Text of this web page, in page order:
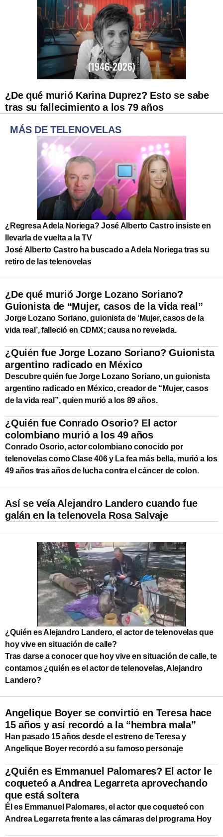
¿De qué murió Karina Duprez? Esto se sabe
tras su fallecimiento a los 79 años
MÁS DE TELENOVELAS
¿Regresa Adela Noriega? José Alberto Castro insiste en
llevarla de vuelta a la TV
José Alberto Castro ha buscado a Adela Noriega tras su
retiro de las telenovelas
¿De qué murió Jorge Lozano Soriano?
Guionista de “Mujer, casos de la vida real”
Jorge Lozano Soriano, guionista de ‘Mujer, casos de la
vida real’, falleció en CDMX; causa no revelada.
¿Quién fue Jorge Lozano Soriano? Guionista
argentino radicado en México
Descubre quién fue Jorge Lozano Soriano, un guionista
argentino radicado en México, creador de “Mujer, casos
de la vida real”, quien murió a los 89 años.
¿Quién fue Conrado Osorio? El actor
colombiano murió a los 49 años
Conrado Osorio, actor colombiano conocido por
telenovelas como Clase 406 y La fea más bella, murió a los
49 años tras años de lucha contra el cáncer de colon.
Así se veía Alejandro Landero cuando fue
galán en la telenovela Rosa Salvaje
¿Quién es Alejandro Landero, el actor de telenovelas que
hoy vive en situación de calle?
Tras darse a conocer que hoy vive en situación de calle, te
contamos ¿quién es el actor de telenovelas, Alejandro
Landero?
Angelique Boyer se convirtió en Teresa hace
15 años y así recordó a la “hembra mala”
Han pasado 15 años desde el estreno de Teresa y
Angelique Boyer recordó a su famoso personaje
¿Quién es Emmanuel Palomares? El actor le
coqueteó a Andrea Legarreta aprovechando
que está soltera
Él es Emmanuel Palomares, el actor que coqueteó con
Andrea Legarreta frente a las cámaras del programa Hoy